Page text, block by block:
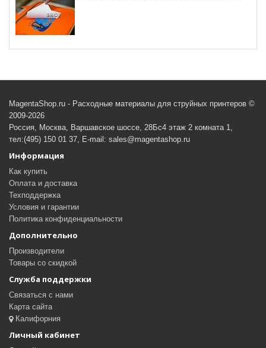
MagentaShop.ru - Расходные материалы для струйных принтеров ©
2009-2026
Россия, Москва, Варшавское шоссе, 28Бс4 этаж 2 комната 1,
тел:(495) 150 01 37, E-mail: sales@magentashop.ru
Информация
Как купить
Оплата и доставка
Техподдержка
Условия и гарантии
Политика конфиденциальности
Дополнительно
Производители
Товары со скидкой
Служба поддержки
Связаться с нами
Карта сайта
Калифорния
Личный кабинет